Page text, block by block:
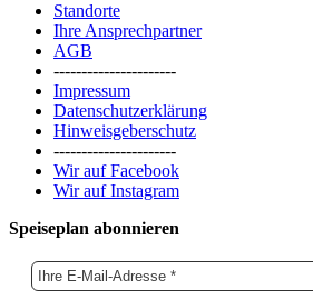
Standorte
Ihre Ansprechpartner
AGB
----------------------
Impressum
Datenschutzerklärung
Hinweisgeberschutz
----------------------
Wir auf Facebook
Wir auf Instagram
Speiseplan abonnieren